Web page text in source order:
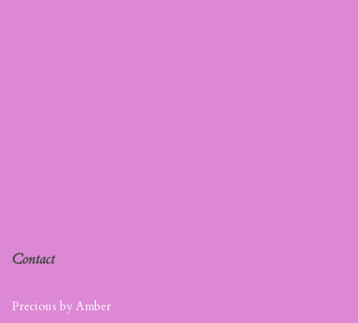
Contact
Precious by Amber